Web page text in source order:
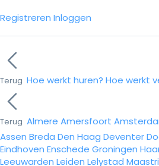
Registreren Inloggen
Terug Hoe werkt huren? Hoe werkt
Terug Almere Amersfoort
Assen Breda Den Haag Deventer
Eindhoven Enschede Groningen
Leeuwarden Leiden Lelystad